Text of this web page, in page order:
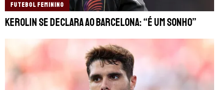
FUTEBOL FEMININO
Kerolin se declara ao Barcelona: “É um sonho”